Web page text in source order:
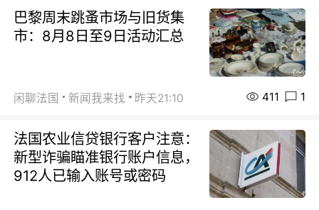
巴黎周末跳蚤市场与旧货集
市：8月8日至9日活动汇总
闲聊法国 新闻我来找 昨天21:10 411 1
法国农业信贷银行客户注意：
新型诈骗瞄准银行账户信息，
912人已输入账号或密码